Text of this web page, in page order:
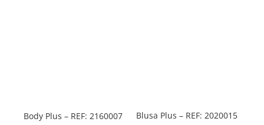
Body Plus – REF: 2160007
Blusa Plus – REF: 2020015